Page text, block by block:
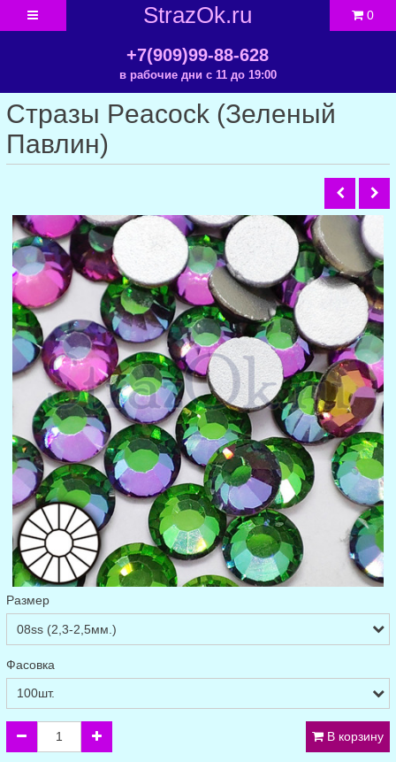
StrazOk.ru
+7(909)99-88-628
в рабочие дни с 11 до 19:00
0
Стразы Peacock (Зеленый
Павлин)
Размер
Фасовка
В корзину